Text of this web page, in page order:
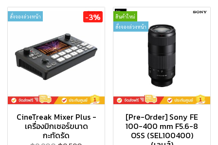
สั่งจองล่วงหน้า -3%
CineTreak Mixer Plus -
เครื่องมิกเซอร์ขนาด
กะทัดรัด
สินค้าใหม่
สั่งจองล่วงหน้า
[Pre-Order] Sony FE
100-400 mm F5.6-8
OSS (SEL100400)